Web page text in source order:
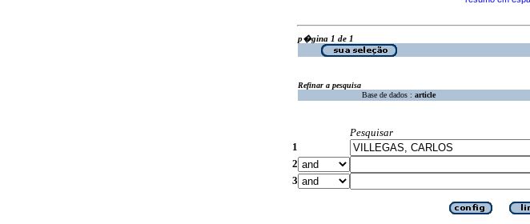
p�gina 1 de 1
Refinar a pesquisa
Base de dados : article
Pesquisar
1
2
3